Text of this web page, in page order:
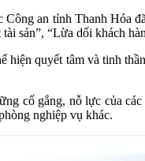
Công an tỉnh Thanh Hóa
sản”, “Lừa dối khách
hiện quyết tâm và tinh
cố gắng, nỗ lực của
nghiệp vụ khác.